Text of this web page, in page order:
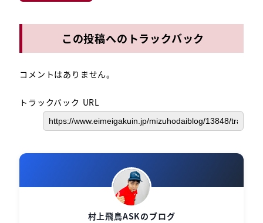
この投稿へのトラックバック
コメントはありません。
トラックバック URL
村上飛鳥ASKのブログ